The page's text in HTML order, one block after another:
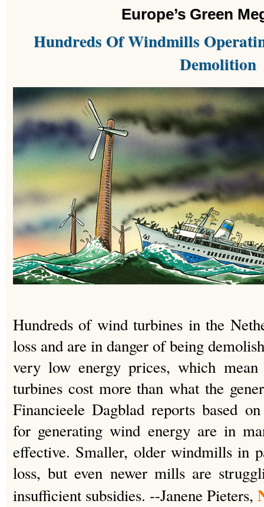
Europe’s Green
Hundreds Of Windmills
Demolition
Hundreds of wind turbines in the
loss and are in danger of being
very low energy prices, which
turbines cost more than what the
Financieele Dagblad reports based
for generating wind energy are in
effective. Smaller, older windmills in
loss, but even newer mills are
insufficient subsidies. --Janene Pieters,